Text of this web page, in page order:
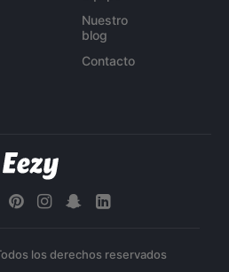
Nuestro
blog
Contacto
los derechos reservados